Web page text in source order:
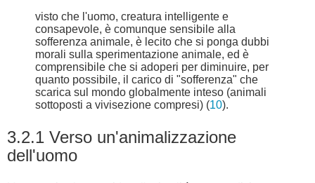
visto che l'uomo, creatura intelligente e
consapevole, è comunque sensibile alla
sofferenza animale, è lecito che si ponga dubbi
morali sulla sperimentazione animale, ed è
comprensibile che si adoperi per diminuire, per
quanto possibile, il carico di "sofferenza" che
scarica sul mondo globalmente inteso (animali
sottoposti a vivisezione compresi) (10).
3.2.1 Verso un'animalizzazione
dell'uomo